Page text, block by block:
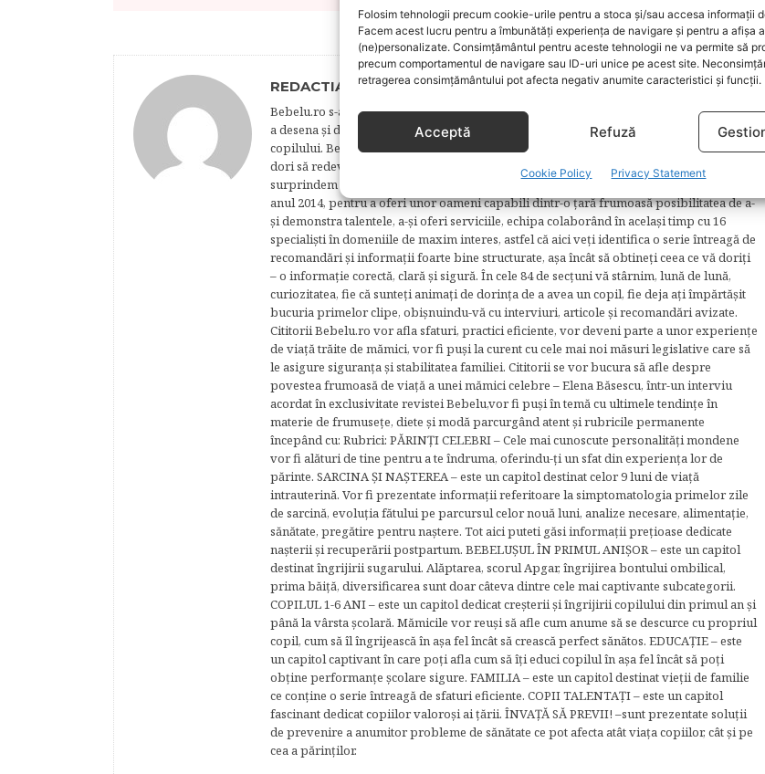
Folosim tehnologii precum cookie-urile pentru a stoca și/sau accesa informații
Facem acest lucru pentru a îmbunătăți experiența de navigare și pentru a afișa
(ne)personalizate. Consimțământul pentru aceste tehnologii ne va permite să
precum comportamentul de navigare sau ID-uri unice pe acest site.
retragerea consimțământului pot afecta negativ anumite caracteristici și funcții.
Acceptă Refuză
Cookie Policy Privacy Statement
REDACTIA BEBELU
Bebelu.ro s-a născut din plăcerea autorilor ei de a scrie, din plăcerea graficienilor ei de
a desena şi de a realiza cel mai complex proiect în segmentul de creştere şi îngrijire a
copilului. Bebelu este o plaformă online pentru părinţi şi copii şi pentru cei care ar
dori să redevină copii. Ne propunem să încântăm vizitatorii, să-i fascinăm, să-i
surprindem şi să-i reţinem în mrejele paginilor noastre.​ Publicația Bebelu a apărut în
anul 2014, pentru a oferi unor oameni capabili dintr-o ţară frumoasă posibilitatea de a-
şi demonstra talentele, a-şi oferi serviciile, echipa colaborând în acelaşi timp cu 16
specialişti în domeniile de maxim interes, astfel că aici veţi identifica o serie întreagă de
recomandări şi informaţii foarte bine structurate, aşa încât să obtineţi ceea ce vă doriţi
– o informaţie corectă, clară şi sigură. În cele 84 de secțuni vă stârnim, lună de lună,
curiozitatea, fie că sunteţi animaţi de dorinţa de a avea un copil, fie deja aţi împărtăşit
bucuria primelor clipe, obişnuindu-vă cu interviuri, articole şi recomandări avizate.
Cititorii Bebelu.ro vor afla sfaturi, practici eficiente, vor deveni parte a unor experienţe
de viaţă trăite de mămici, vor fi puşi la curent cu cele mai noi măsuri legislative care să
le asigure siguranţa şi stabilitatea familiei. Cititorii se vor bucura să afle despre
povestea frumoasă de viață a unei mămici celebre – Elena Băsescu, într-un interviu
acordat în exclusivitate revistei Bebelu,vor fi puşi în temă cu ultimele tendinţe în
materie de frumuseţe, diete şi modă parcurgând atent şi rubricile permanente
începând cu: Rubrici: PĂRINŢI CELEBRI – Cele mai cunoscute personalităţi mondene
vor fi alături de tine pentru a te îndruma, oferindu-ţi un sfat din experienţa lor de
părinte. SARCINA ŞI NAŞTEREA – este un capitol destinat celor 9 luni de viaţă
intrauterină. Vor fi prezentate informaţii referitoare la simptomatologia primelor zile
de sarcină, evoluţia fătului pe parcursul celor nouă luni, analize necesare, alimentaţie,
sănătate, pregătire pentru naştere. Tot aici puteti găsi informaţii preţioase dedicate
naşterii şi recuperării postpartum. BEBELUŞUL ÎN PRIMUL ANIŞOR – este un capitol
destinat îngrijirii sugarului. Alăptarea, scorul Apgar, îngrijirea bontului ombilical,
prima băiţă, diversificarea sunt doar câteva dintre cele mai captivante subcategorii.
COPILUL 1-6 ANI – este un capitol dedicat creşterii şi îngrijirii copilului din primul an şi
până la vârsta şcolară. Mămicile vor reuşi să afle cum anume să se descurce cu propriul
copil, cum să îl îngrijească în aşa fel încât să crească perfect sănătos. EDUCAŢIE – este
un capitol captivant în care poţi afla cum să îţi educi copilul în aşa fel încât să poţi
obţine performanţe şcolare sigure. FAMILIA – este un capitol destinat vieţii de familie
ce conţine o serie întreagă de sfaturi eficiente. COPII TALENTAŢI – este un capitol
fascinant dedicat copiilor valoroși ai țării. ÎNVAŢĂ SĂ PREVII! –sunt prezentate soluţii
de prevenire a anumitor probleme de sănătate ce pot afecta atât viaţa copiilor, cât şi pe
cea a părinţilor.